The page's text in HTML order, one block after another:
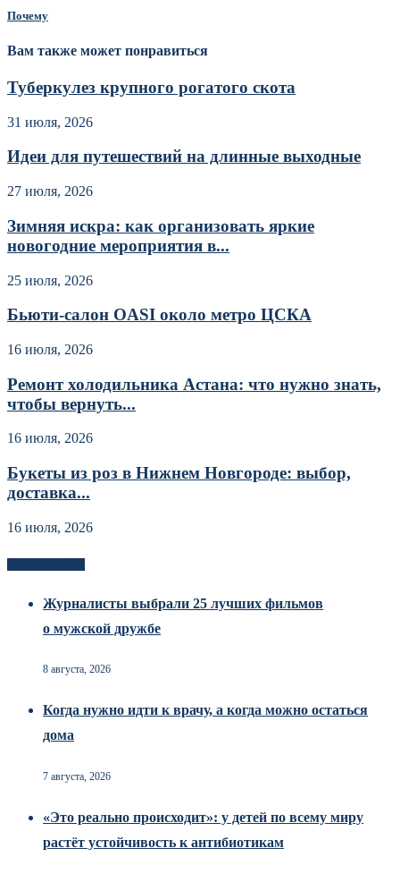
Почему
Вам также может понравиться
Туберкулез крупного рогатого скота
31 июля, 2026
Идеи для путешествий на длинные выходные
27 июля, 2026
Зимняя искра: как организовать яркие
новогодние мероприятия в...
25 июля, 2026
Бьюти-салон OASI около метро ЦСКА
16 июля, 2026
Ремонт холодильника Астана: что нужно знать,
чтобы вернуть...
16 июля, 2026
Букеты из роз в Нижнем Новгороде: выбор,
доставка...
16 июля, 2026
Журналисты выбрали 25 лучших фильмов
о мужской дружбе
8 августа, 2026
Когда нужно идти к врачу, а когда можно остаться
дома
7 августа, 2026
«Это реально происходит»: у детей по всему миру
растёт устойчивость к антибиотикам